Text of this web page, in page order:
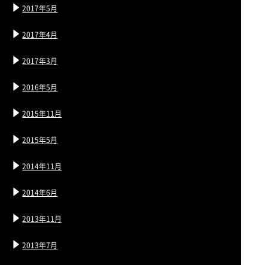
2017年5月
2017年4月
2017年3月
2016年5月
2015年11月
2015年5月
2014年11月
2014年6月
2013年11月
2013年7月